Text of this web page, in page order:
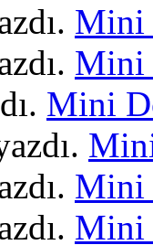
Mini
Mini
Mini
Mini
Mini